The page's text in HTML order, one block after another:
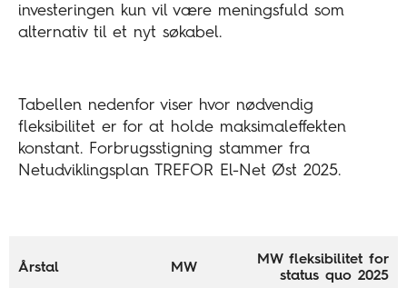
investeringen kun vil være meningsfuld som
alternativ til et nyt søkabel.
Tabellen nedenfor viser hvor nødvendig
fleksibilitet er for at holde maksimaleffekten
konstant. Forbrugsstigning stammer fra
Netudviklingsplan TREFOR El-Net Øst 2025.
Årstal MW
MW fleksibilitet for
status quo 2025